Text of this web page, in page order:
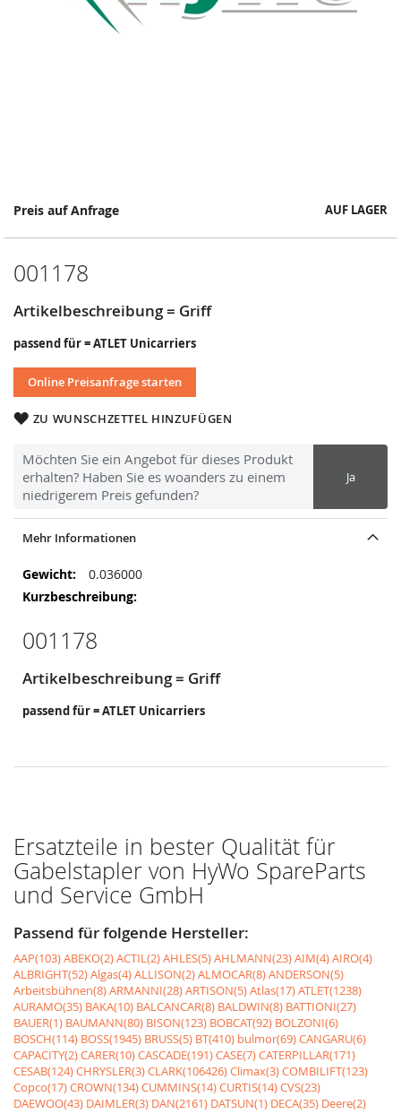
Preis auf Anfrage AUF LAGER
001178
Artikelbeschreibung = Griff
passend für = ATLET Unicarriers
Online Preisanfrage starten
ZU WUNSCHZETTEL HINZUFÜGEN
Möchten Sie ein Angebot für dieses Produkt
erhalten? Haben Sie es woanders zu einem
niedrigerem Preis gefunden?
Ja
Springe
Anfang
Bildergalerie
Mehr Informationen
Mehr
Informationen
0.036000
001178
Artikelbeschreibung = Griff
passend für = ATLET Unicarriers
Ersatzteile in bester Qualität für
Gabelstapler von HyWo SpareParts
und Service GmbH
Passend für folgende Hersteller:
AAP(103)ABEKO(2)ACTIL(2)AHLES(5)AHLMANN(23)AIM(4)AIRO(4)
ALBRIGHT(52)Algas(4)ALLISON(2)ALMOCAR(8)ANDERSON(5)
Arbeitsbühnen(8)ARMANNI(28)ARTISON(5)Atlas(17)ATLET(1238)
AURAMO(35) BAKA(10) BALCANCAR(8) BALDWIN(8) BATTIONI(27)
BAUER(1) BAUMANN(80) BISON(123) BOBCAT(92) BOLZONI(6)
BOSCH(114) BOSS(1945) BRUSS(5) BT(410) bulmor(69)CANGARU(6)
CAPACITY(2)CARER(10)CASCADE(191)CASE(7)CATERPILLAR(171)
CESAB(124)CHRYSLER(3)CLARK(106426)Climax(3)COMBILIFT(123)
Copco(17)CROWN(134)CUMMINS(14)CURTIS(14)CVS(23)
DAEWOO(43) DAIMLER(3) DAN(2161) DATSUN(1) DECA(35) Deere(2)